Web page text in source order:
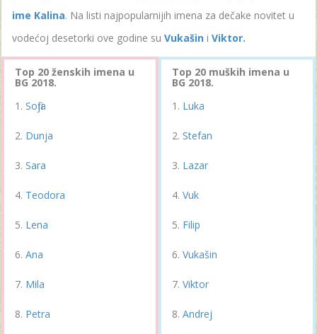
ime Kalina. Na listi najpopularnijih imena za dečake novitet u
vodećoj desetorki ove godine su Vukašin i Viktor.
Top 20 ženskih imena u
BG 2018.
Sofija
Dunja
Sara
Teodora
Lena
Ana
Mila
Petra
Top 20 muških imena u
BG 2018.
Luka
Stefan
Lazar
Vuk
Filip
Vukašin
Viktor
Andrej